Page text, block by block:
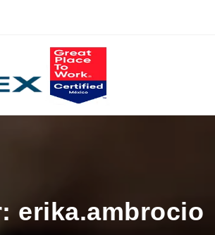
erika.ambrocio